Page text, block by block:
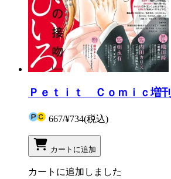
Ｐｅｔｉｔ Ｃｏｍｉｃ増刊
667/¥734(税込)
カートに追加
カートに追加しました